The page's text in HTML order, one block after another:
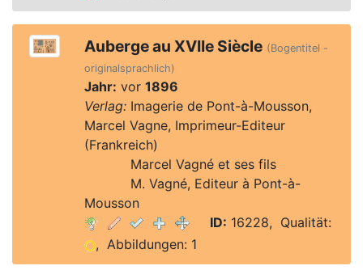
Auberge au XVIIe Siècle (Bogentitel -
originalsprachlich)
Jahr: vor 1896
Verlag:Imagerie de Pont-à-Mousson,
Marcel Vagne, Imprimeur-Editeur
(Frankreich)
Marcel Vagné et ses fils
M. Vagné, Editeur à Pont-à-
Mousson
ID: 16228, Qualität:
, Abbildungen: 1